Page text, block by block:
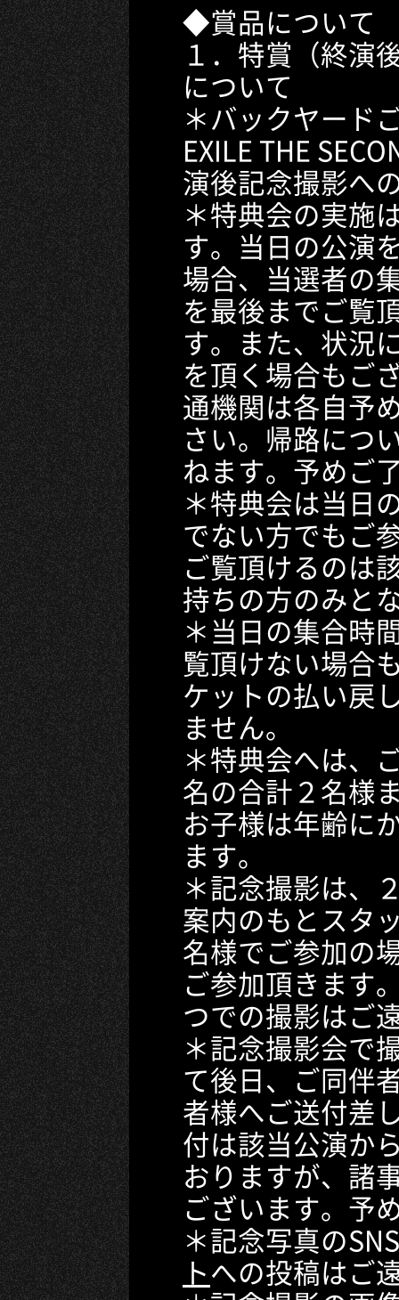
◆賞品について
１．特賞（終演
について
＊バックヤード
EXILE THE
演後記念撮影へ
＊特典会の実施
す。当日の公演
場合、当選者の
を最後までご覧
す。また、状況
を頂く場合もご
通機関は各自予
さい。帰路につ
ねます。予めご
＊特典会は当日
でない方でもご
ご覧頂けるのは
持ちの方のみと
＊当日の集合時
覧頂けない場合
ケットの払い戻
ません。
＊特典会へは、
名の合計２名様
お子様は年齢に
ます。
＊記念撮影は、
案内のもとスタ
名様でご参加の
ご参加頂きます
つでの撮影はご
＊記念撮影会で
て後日、ご同伴
者様へご送付差
付は該当公演か
おりますが、諸
ございます。予
＊記念写真のSNS
トへの投稿はご